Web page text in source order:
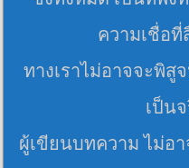
ความเชื่อ
ทางเราไม่อาจจะพิสู
เป็น
ผู้เขียนบทความ ไม่อ